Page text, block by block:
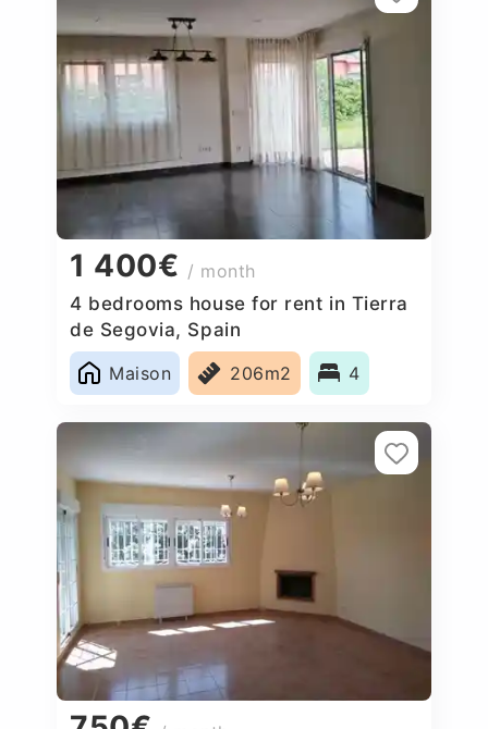
1 400€ / month
4 bedrooms house for rent in Tierra
de Segovia, Spain
Maison
206m2 4